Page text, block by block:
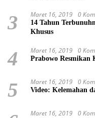
3 Maret 16, 2019 0
14 Tahun
Khusus
4 Maret 16, 2019 0
Prabowo Resmikan
5 Maret 16, 2019 0
Video: Kelemahan
Maret 16, 2019 0